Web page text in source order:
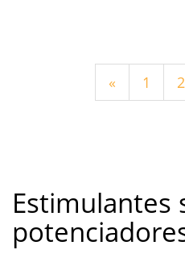
« 1 2
Estimulantes